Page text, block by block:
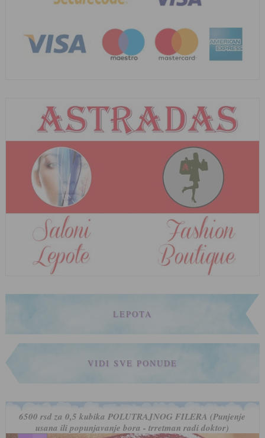
LEPOTA
VIDI SVE PONUDE
6500 rsd za 0,5 kubika POLUTRAJNOG FILERA (Punjenje
usana ili popunjavanje bora - trretman radi doktor)